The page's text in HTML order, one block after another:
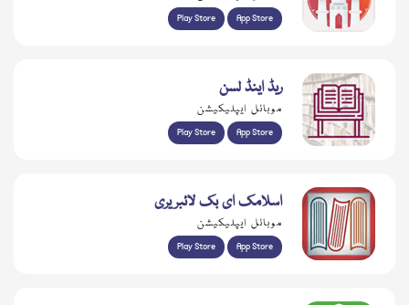
Play Store App Store
ریڈ اینڈ لسن
موبائل ایپلیکیشن
Play Store App Store
اسلامک ای بک لائبریری
موبائل ایپلیکیشن
Play Store App Store